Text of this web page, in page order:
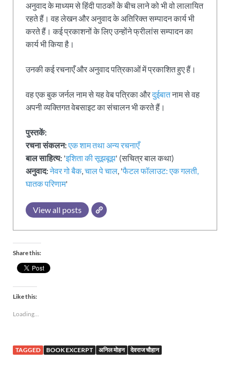
अनुवाद के माध्यम से हिंदी पाठकों के बीच लाने को भी वो लालायित
रहते हैं। वह लेखन और अनुवाद के अतिरिक्त सम्पादन कार्य भी
करते हैं। कई प्रकाशनों के लिए उन्होंने फ्रीलांस सम्पादन का
कार्य भी किया है।
उनकी कई रचनाएँ और अनुवाद पत्रिकाओं में प्रकाशित हुए हैं।
वह एक बुक जर्नल नाम से यह वेब पत्रिका औरदुईबातनाम से वह
अपनी व्यक्तिगत वेबसाइट का संचालन भी करते हैं।
पुस्तकें:
रचना संकलन:एक शाम तथा अन्य रचनाएँ
बाल साहित्य: 'इशिता की सूझबूझ' (सचित्र बाल कथा)
अनुवाद:नेवर गो बैक,चाल पे चाल, 'फैटल फॉलाउट: एक गलती,
घातक परिणाम'
View all posts
Share this:
Like this:
Loading...
TAGGED BOOK EXCERPT अनिल मोहन देवराज चौहान